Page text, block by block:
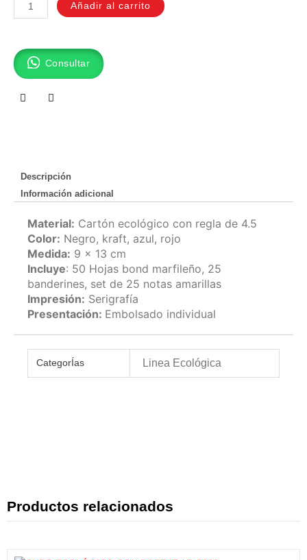
NOTAS
cantidad
Añadir al carrito
Consultar
Descripción
Información adicional
Material: Cartón ecológico con regla de 4.5
Color: Negro, kraft, azul, rojo
Medida: 9 x 13 cm
Incluye: 50 Hojas bond marfileño, 25
banderines, set de 25 notas amarillas
Impresión: Serigrafía
Presentación: Embolsado individual
CategorÍas Linea Ecológica
Productos relacionados